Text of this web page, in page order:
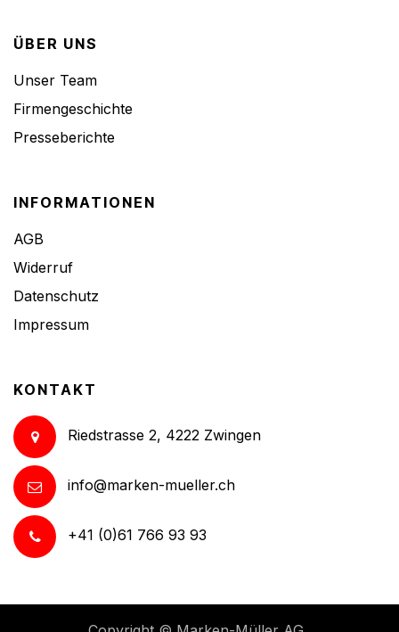
ÜBER UNS
Unser Team
Firmengeschichte
Presseberichte
INFORMATIONEN
AGB
Widerruf
Datenschutz
Impressum
KONTAKT
Riedstrasse 2, 4222 Zwingen
info@marken-mueller.ch
+41 (0)61 766 93 93